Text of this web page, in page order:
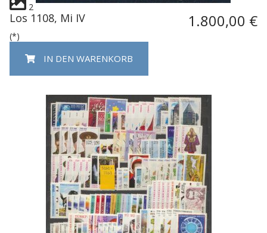
2
Los 1108, Mi IV 1.800,00 €
(*)
IN DEN WARENKORB